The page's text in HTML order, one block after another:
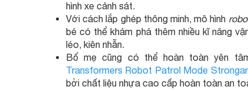
hình xe cảnh sát.
Với cách lắp ghép thông minh, mô hình
bé có thể khám phá thêm nhiều kĩ năng
léo, kiên nhẫn.
Bố mẹ cũng có thể hoàn toàn yên
Transformers Robot Patrol Mode
bởi chất liệu nhựa cao cấp hoàn toàn an